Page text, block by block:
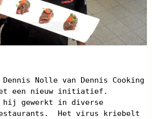
Nolle van Dennis Cooking
een nieuw initiatief.
hij gewerkt in diverse
restaurants. Het virus kriebelt